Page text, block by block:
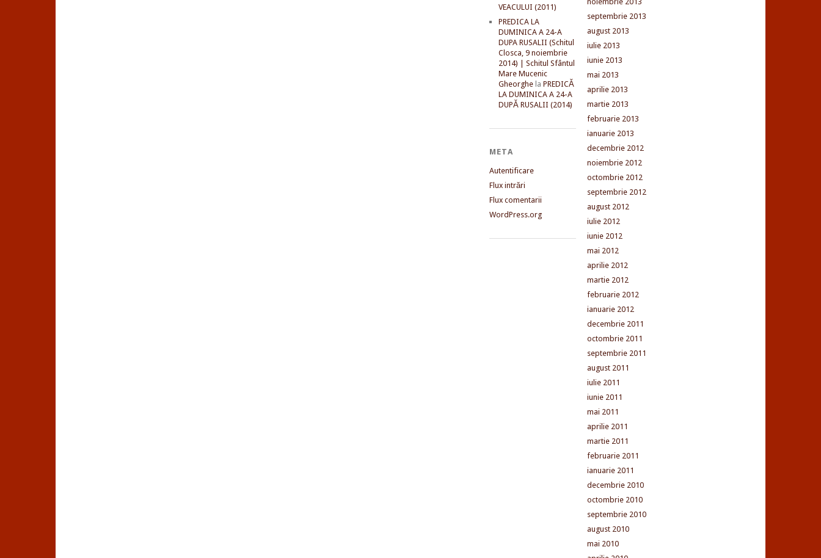
VEACULUI (2011)
PREDICA LA
DUMINICA A 24-A
DUPA RUSALII (Schitul
Closca, 9 noiembrie
2014) | Schitul Sfântul
Mare Mucenic
Gheorghela PREDICĂ
LA DUMINICA A 24-A
DUPĂ RUSALII (2014)
META
Autentificare
Flux intrări
Flux comentarii
WordPress.org
septembrie 2013
august 2013
iulie 2013
iunie 2013
mai 2013
aprilie 2013
martie 2013
februarie 2013
ianuarie 2013
decembrie 2012
noiembrie 2012
octombrie 2012
septembrie 2012
august 2012
iulie 2012
iunie 2012
mai 2012
aprilie 2012
martie 2012
februarie 2012
ianuarie 2012
decembrie 2011
octombrie 2011
septembrie 2011
august 2011
iulie 2011
iunie 2011
mai 2011
aprilie 2011
martie 2011
februarie 2011
ianuarie 2011
decembrie 2010
octombrie 2010
septembrie 2010
august 2010
mai 2010